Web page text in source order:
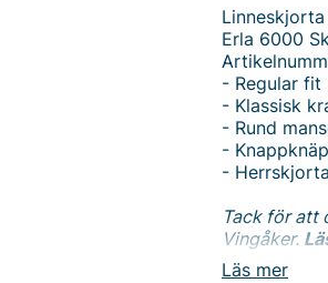
Läs mer
Erla 6000
- Regular fit
- Klassisk
- Rund
-
-
Tack för att
Vingåker.